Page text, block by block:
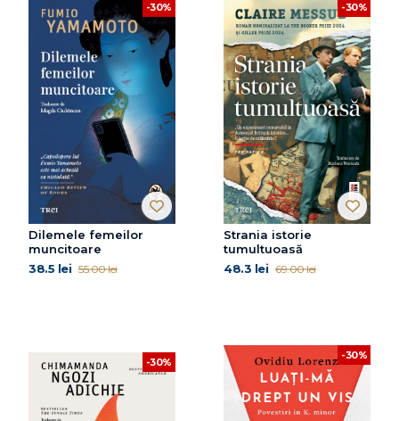
-30%
Dilemele femeilor
muncitoare
38.5 lei 55.00 lei
-30%
Strania istorie
tumultuoasă
48.3 lei 69.00 lei
-30%
-30%